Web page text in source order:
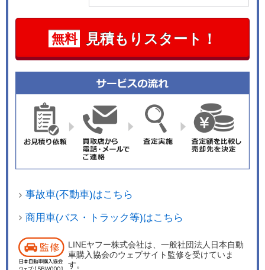
無料 見積もりスタート！
事故車(不動車)はこちら
商用車(バス・トラック等)はこちら
LINEヤフー株式会社は、一般社団法人日本自動
車購入協会のウェブサイト監修を受けていま
す。